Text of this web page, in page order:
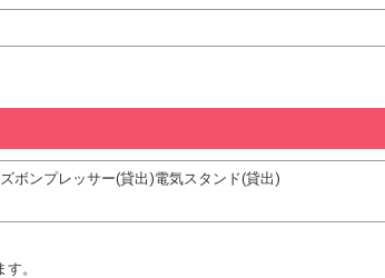
見鏡・ズボンプレッサー(貸出)電気スタンド(貸
。